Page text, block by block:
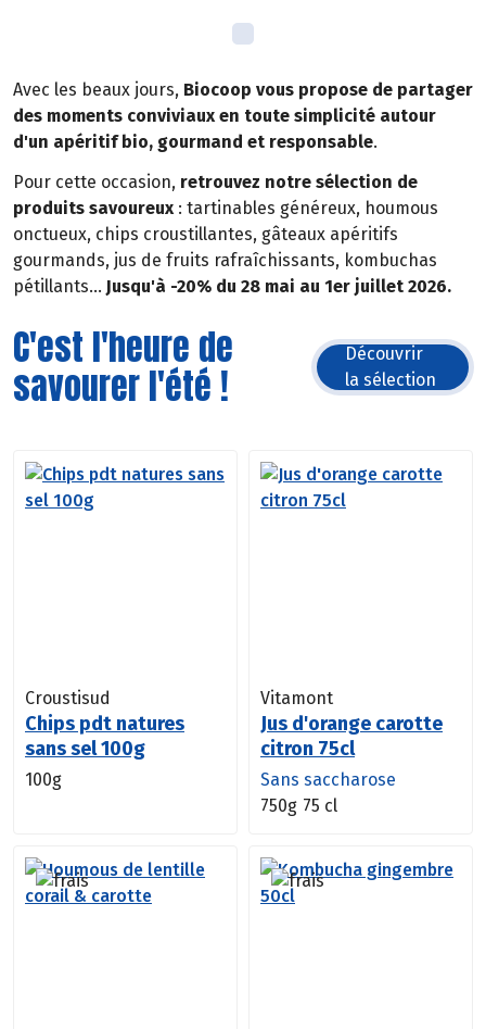
Avec les beaux jours, Biocoop vous propose de partager
des moments conviviaux en toute simplicité autour
d'un apéritif bio, gourmand et responsable.
Pour cette occasion, retrouvez notre sélection de
produits savoureux: tartinables généreux, houmous
onctueux, chips croustillantes, gâteaux apéritifs
gourmands, jus de fruits rafraîchissants, kombuchas
pétillants... Jusqu'à -20% du 28 mai au 1er juillet 2026.
C'est l'heure de
savourer l'été !
Découvrir
la sélection
Croustisud
Chips pdt natures
sans sel 100g
100g
Vitamont
Jus d'orange carotte
citron 75cl
Sans saccharose
750g 75 cl